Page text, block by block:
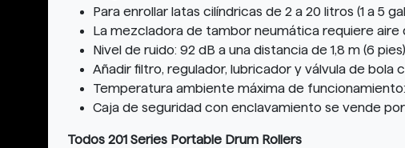
Para enrollar latas cilíndricas de 2 a 20 litros (1 a 5
La mezcladora de tambor neumática requiere aire
Nivel de ruido: 92 dB a una distancia de 1,8 m (6 pies)
Añadir filtro, regulador, lubricador y válvula de bola
Temperatura ambiente máxima de funcionamiento:
Caja de seguridad con enclavamiento se vende
Todos 201 Series Portable Drum Rollers